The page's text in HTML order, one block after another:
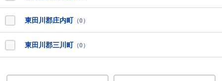
東田川郡庄内町 （0）
東田川郡三川町 （0）